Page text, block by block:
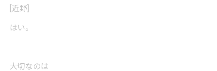
[近野]
はい。
大切なのは